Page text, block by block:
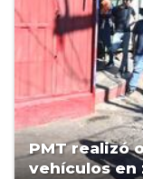
PMT realizó
vehículos en